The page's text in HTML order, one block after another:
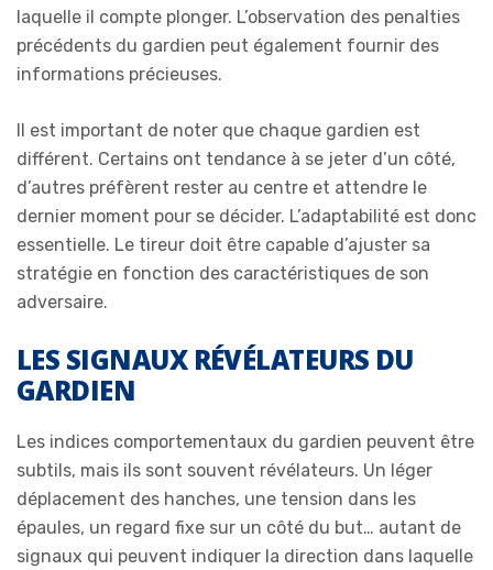
laquelle il compte plonger. L’observation des penalties
précédents du gardien peut également fournir des
informations précieuses.
Il est important de noter que chaque gardien est
différent. Certains ont tendance à se jeter d’un côté,
d’autres préfèrent rester au centre et attendre le
dernier moment pour se décider. L’adaptabilité est donc
essentielle. Le tireur doit être capable d’ajuster sa
stratégie en fonction des caractéristiques de son
adversaire.
LES SIGNAUX RÉVÉLATEURS DU
GARDIEN
Les indices comportementaux du gardien peuvent être
subtils, mais ils sont souvent révélateurs. Un léger
déplacement des hanches, une tension dans les
épaules, un regard fixe sur un côté du but… autant de
signaux qui peuvent indiquer la direction dans laquelle